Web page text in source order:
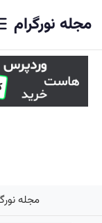
مجله نورگرام
مجله